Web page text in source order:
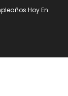
Hoy En